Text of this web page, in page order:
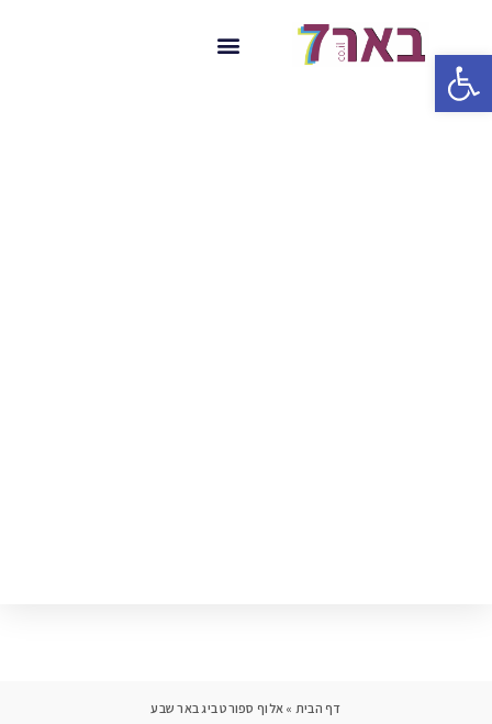
פתח סרגל נגישות
דף הבית » אלוף ספורט ביג באר שבע